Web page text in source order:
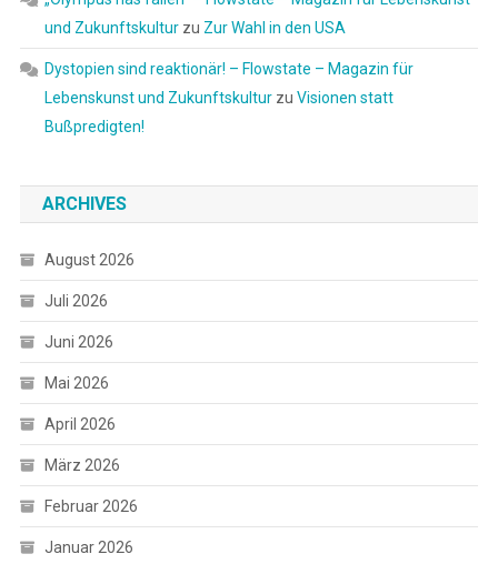
und Zukunftskulturzu Zur Wahl in den USA
Dystopien sind reaktionär! – Flowstate – Magazin für
Lebenskunst und Zukunftskulturzu Visionen statt
Bußpredigten!
ARCHIVES
August 2026
Juli 2026
Juni 2026
Mai 2026
April 2026
März 2026
Februar 2026
Januar 2026